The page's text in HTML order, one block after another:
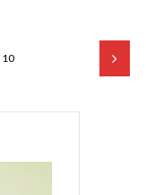
10